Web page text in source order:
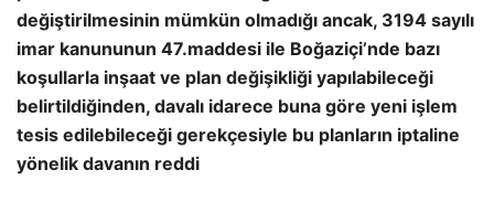
değiştirilmesinin mümkün olmadığı ancak, 3194 sayılı
imar kanununun 47.maddesi ile Boğaziçi’nde bazı
koşullarla inşaat ve plan değişikliği yapılabileceği
belirtildiğinden, davalı idarece buna göre yeni işlem
tesis edilebileceği gerekçesiyle bu planların iptaline
yönelik davanın reddi